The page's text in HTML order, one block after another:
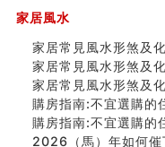
玄空本义(八)
六爻算卦：测腹中胎
中國改革開放總設計
测字（实例解释）
精选1000个五行属火
玄空本义(七)
刘燮鈞讲人相 手纹与
家居風水
家居常見風水形煞及
家居常見風水形煞及
家居常見風水形煞及
購房指南:不宜選購的
購房指南:不宜選購的
2026（馬）年如何催